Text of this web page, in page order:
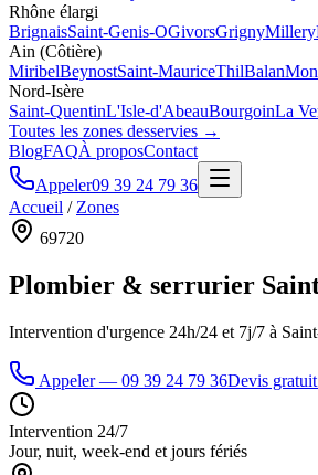
Rhône élargi
BrignaisSaint-Genis-OGivorsGrignyMillery
Ain (Côtière)
MiribelBeynostSaint-MauriceThilBalan
Nord-Isère
Saint-QuentinL'Isle-d'AbeauBourgoinLa
Toutes les zones desservies →
BlogFAQÀ proposContact
Appeler09 39 24 79 36
Accueil / Zones
69720
Plombier & serrurier
Intervention d'urgence 24h/24 et 7j/7 à
Appeler — 09 39 24 79 36Devis
Intervention 24/7
Jour, nuit, week-end et jours fériés